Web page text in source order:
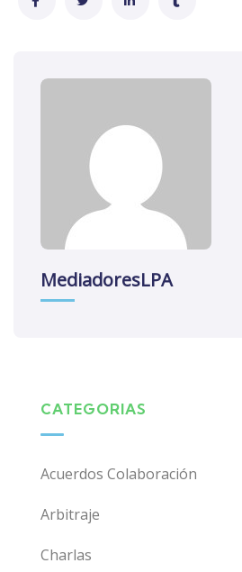
MediadoresLPA
CATEGORIAS
Acuerdos Colaboración
Arbitraje
Charlas